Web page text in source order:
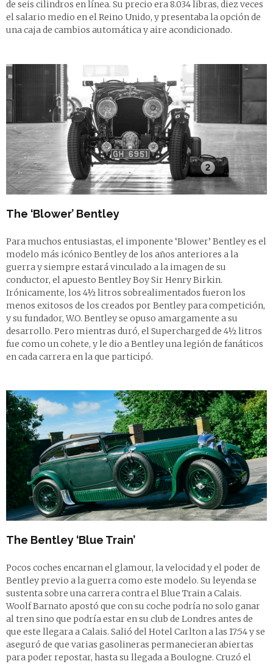
de seis cilindros en línea. Su precio era 8.034 libras, diez veces
el salario medio en el Reino Unido, y presentaba la opción de
una caja de cambios automática y aire acondicionado.
The ‘Blower’ Bentley
Para muchos entusiastas, el imponente ‘Blower’ Bentley es el
modelo más icónico Bentley de los años anteriores a la
guerra y siempre estará vinculado a la imagen de su
conductor, el apuesto Bentley Boy Sir Henry Birkin.
Irónicamente, los 4½ litros sobrealimentados fueron los
menos exitosos de los creados por Bentley para competición,
y su fundador, W.O. Bentley se opuso amargamente a su
desarrollo. Pero mientras duró, el Supercharged de 4½ litros
fue como un cohete, y le dio a Bentley una legión de fanáticos
en cada carrera en la que participó.
The Bentley ‘Blue Train’
Pocos coches encarnan el glamour, la velocidad y el poder de
Bentley previo a la guerra como este modelo. Su leyenda se
sustenta sobre una carrera contra el Blue Train a Calais.
Woolf Barnato apostó que con su coche podría no solo ganar
al tren sino que podría estar en su club de Londres antes de
que este llegara a Calais. Salió del Hotel Carlton a las 17:54 y se
aseguró de que varias gasolineras permanecieran abiertas
para poder repostar, hasta su llegada a Boulogne. Cruzó el